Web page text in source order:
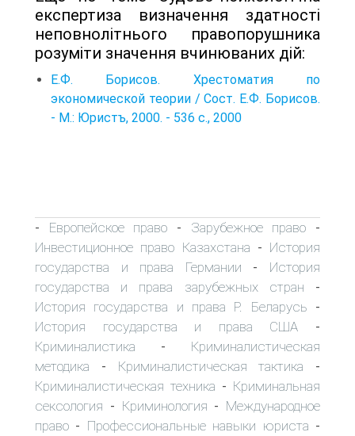
експертиза визначення здатності
неповнолітнього правопорушника
розуміти значення вчинюваних дій:
Е.Ф. Борисов. Хрестоматия по
экономической теории / Сост. Е.Ф. Борисов.
- М.: Юристъ, 2000. - 536 с., 2000
- Европейское право - Зарубежное право -
Инвестиционное право Казахстана - История
государства и права Германии - История
государства и права зарубежных стран -
История государства и права Р. Беларусь -
История государства и права США -
Криминалистика - Криминалистическая
методика - Криминалистическая тактика -
Криминалистическая техника - Криминальная
сексология - Криминология - Международное
право - Профессиональные навыки юриста -